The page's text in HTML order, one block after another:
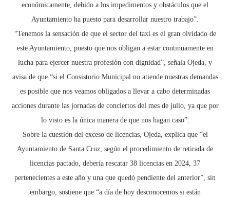
económicamente, debido a los impedimentos y obstáculos que el
Ayuntamiento ha puesto para desarrollar nuestro trabajo”.
“Tenemos la sensación de que el sector del taxi es el gran olvidado de
este Ayuntamiento, puesto que nos obligan a estar continuamente en
lucha para ejercer nuestra profesión con dignidad”, señala Ojeda, y
avisa de que “si el Consistorio Municipal no atiende nuestras demandas
es posible que nos veamos obligados a llevar a cabo determinadas
acciones durante las jornadas de conciertos del mes de julio, ya que por
lo visto es la única manera de que nos hagan caso”.
Sobre la cuestión del exceso de licencias, Ojeda, explica que “el
Ayuntamiento de Santa Cruz, según el procedimiento de retirada de
licencias pactado, debería rescatar 38 licencias en 2024, 37
pertenecientes a este año y una que quedó pendiente del anterior”, sin
embargo, sostiene que “a día de hoy desconocemos si están